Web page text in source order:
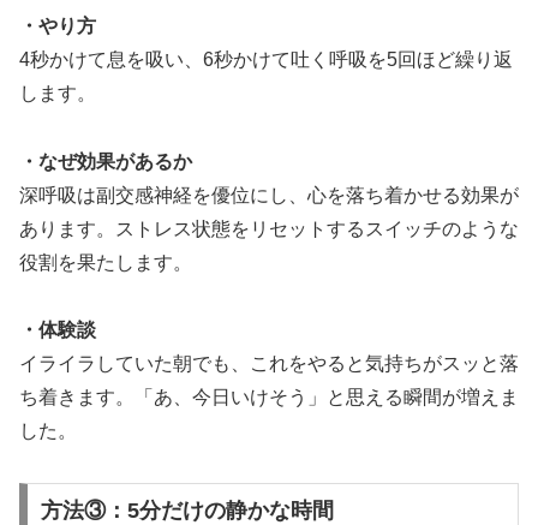
・やり方
4秒かけて息を吸い、6秒かけて吐く呼吸を5回ほど繰り返
します。
・なぜ効果があるか
深呼吸は副交感神経を優位にし、心を落ち着かせる効果が
あります。ストレス状態をリセットするスイッチのような
役割を果たします。
・体験談
イライラしていた朝でも、これをやると気持ちがスッと落
ち着きます。「あ、今日いけそう」と思える瞬間が増えま
した。
方法③：5分だけの静かな時間